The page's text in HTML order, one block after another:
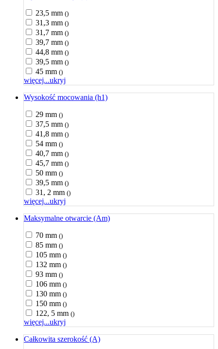
23,5 mm ()
31,3 mm ()
31,7 mm ()
39,7 mm ()
44,8 mm ()
39,5 mm ()
45 mm ()
więcej...ukryj
Wysokość mocowania (h1)
29 mm ()
37,5 mm ()
41,8 mm ()
54 mm ()
40,7 mm ()
45,7 mm ()
50 mm ()
39,5 mm ()
31, 2 mm ()
więcej...ukryj
Maksymalne otwarcie (Am)
70 mm ()
85 mm ()
105 mm ()
132 mm ()
93 mm ()
106 mm ()
130 mm ()
150 mm ()
122, 5 mm ()
więcej...ukryj
Całkowita szerokość (A)